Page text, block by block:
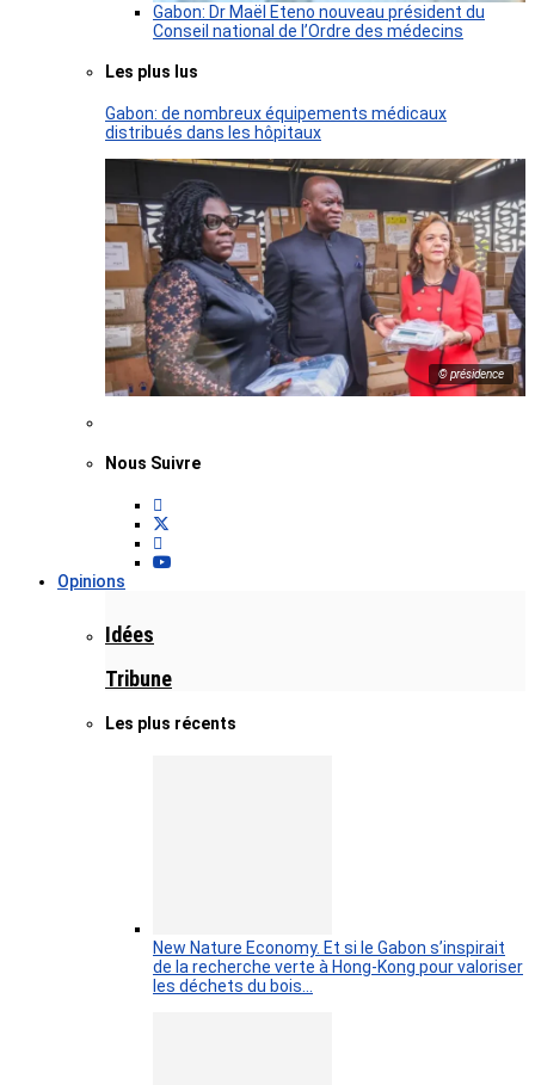
Gabon: Dr Maël Eteno nouveau président du
Conseil national de l’Ordre des médecins
Les plus lus
Gabon: de nombreux équipements médicaux
distribués dans les hôpitaux
© présidence
Nous Suivre
Opinions
Idées
Tribune
Les plus récents
New Nature Economy. Et si le Gabon s’inspirait
de la recherche verte à Hong-Kong pour valoriser
les déchets du bois…